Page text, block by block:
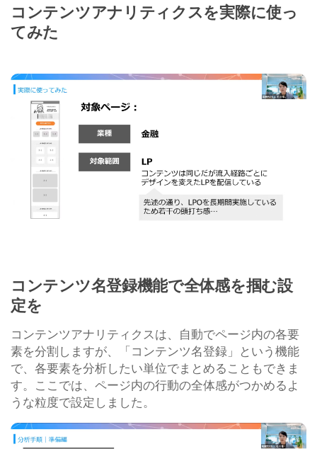
コンテンツアナリティクスを実際に使っ
てみた
コンテンツ名登録機能で全体感を掴む設
定を
コンテンツアナリティクスは、自動でページ内の各要
素を分割しますが、「コンテンツ名登録」という機能
で、各要素を分析したい単位でまとめることもできま
す。ここでは、ページ内の行動の全体感がつかめるよ
うな粒度で設定しました。